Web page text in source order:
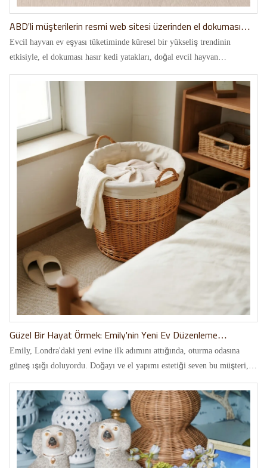
ABD'li müşterilerin resmi web sitesi üzerinden el dokuması
hasır kedi yataklarını satın alma sürecinin tamamı
Evcil hayvan ev eşyası tüketiminde küresel bir yükseliş trendinin
etkisiyle, el dokuması hasır kedi yatakları, doğal evcil hayvan
mobilyaları ve yıkanabilir kedi minderleri gibi çevre dostu ve konforlu
ürünler, yurtdışındaki evcil hayvan sahipleri arasında popüler tercihler
haline geldi.
Güzel Bir Hayat Örmek: Emily'nin Yeni Ev Düzenleme
Yolculuğu
Emily, Londra'daki yeni evine ilk adımını attığında, oturma odasına
güneş ışığı doluyordu. Doğayı ve el yapımı estetiği seven bu müşteri,
aklında zaten bir vizyona sahipti: günlük sevinçleri ve üzüntüleri
saklamak için bir dizi sıcak, rustik dokuma sepet kullanmak.